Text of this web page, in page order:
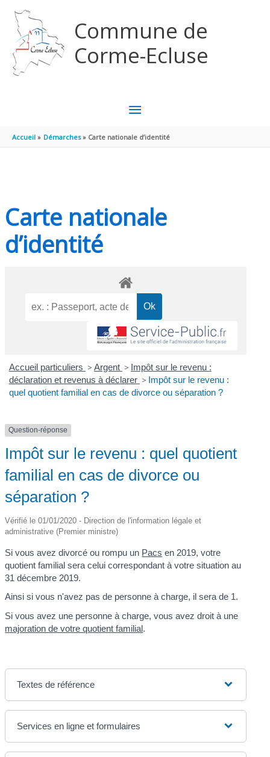
Commune de
Corme-Ecluse
MENU
PRINCIPAL
Accueil Démarches Carte nationale d’identité
Carte nationale
d’identité
Accueil particuliers > Argent > Impôt sur le revenu :
déclaration et revenus à déclarer > Impôt sur le revenu :
quel quotient familial en cas de divorce ou séparation ?
Question-réponse
Impôt sur le revenu : quel quotient
familial en cas de divorce ou
séparation ?
Vérifié le 01/01/2020 - Direction de l'information légale et
administrative (Premier ministre)
Si vous avez divorcé ou rompu un Pacs en 2019, votre
quotient familial sera celui correspondant à votre situation au
31 décembre 2019.
Ainsi si vous n'avez pas de personne à charge, il sera de 1.
Si vous avez une personne à charge, vous avez droit à une
majoration de votre quotient familial.
Textes de référence
Services en ligne et formulaires